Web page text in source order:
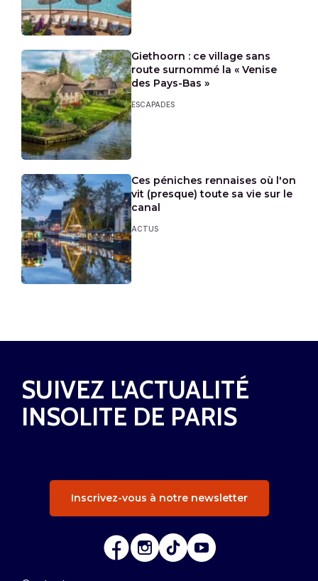
Giethoorn : ce village sans
route surnommé la « Venise
des Pays-Bas »
ESCAPADES
Ces péniches rennaises où l'on
vit (presque) toute sa vie sur le
canal
ACTUS
SUIVEZ L'ACTUALITÉ
INSOLITE DE PARIS
Inscrivez-vous à notre newsletter